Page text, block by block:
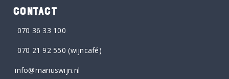
CONTACT
070 36 33 100
070 21 92 550 (wijncafé)
info@mariuswijn.nl